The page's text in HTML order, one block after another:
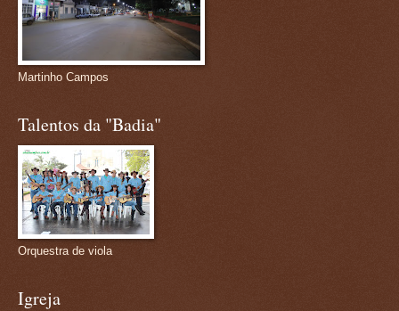
Martinho Campos
Talentos da "Badia"
Orquestra de viola
Igreja